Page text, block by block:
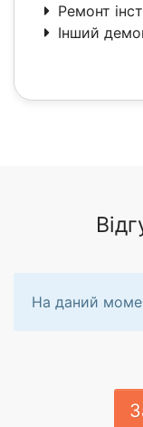
Ремонт
Інший
На даний